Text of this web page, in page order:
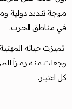
موجة تنديد دولية
في مناطق الحرب.
تميزت حياته المهنية
وجعلت منه رمزاً
كل اعتبار.